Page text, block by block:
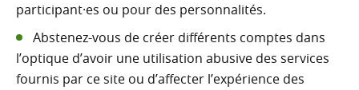
participant·es ou pour des personnalités.
Abstenez-vous de créer différents comptes dans
l’optique d’avoir une utilisation abusive des services
fournis par ce site ou d’affecter l’expérience des